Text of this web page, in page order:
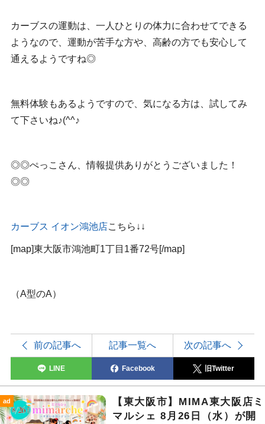
カーブスの運動は、一人ひとりの体力に合わせてできる
ようなので、運動が苦手な方や、高齢の方でも安心して
通えるようですね◎
無料体験もあるようですので、気になる方は、試してみ
て下さいね♪(^^♪
◎◎ぺっこさん、情報提供ありがとうございました！
◎◎
カーブス イオン鴻池店こちら↓↓
[map]東大阪市鴻池町1丁目1番72号[/map]
（A型のA）
前の記事へ 記事一覧へ 次の記事へ
LINE Facebook 旧Twitter
ad
【東大阪市】MIMA東大阪店ミ
マルシェ 8月26日（水）が開